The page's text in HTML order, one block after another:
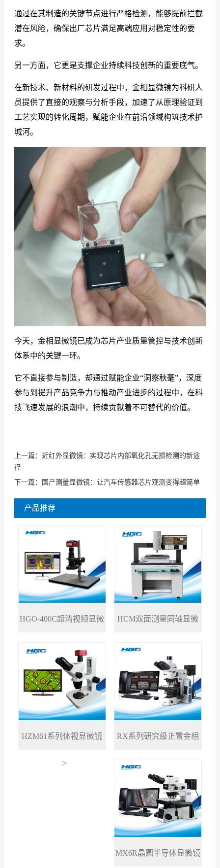
通过在其制造的关键节点进行严格检测，能够提前拦截
潜在风险，确保出厂芯片满足高端应用对稳定性的要
求。
另一方面，它更是支撑企业持续科技创新的重要底气。
在新技术、新材料的研发过程中，金相显微镜为科研人
员提供了直接的观察与分析手段，加速了从原理验证到
工艺实现的转化周期，赋能企业在前沿领域构筑技术护
城河。
今天，金相显微镜已成为芯片产业质量管控与技术创新
体系中的关键一环。
它不直接参与制造，却通过赋能企业“洞察秋毫”，深度
参与到提升产品竞争力与推动产业进步的过程中，在科
技飞速发展的浪潮中，持续贡献着不可替代的价值。
上一篇： 近红外显微镜：实现芯片内部氧化孔无损检测的新途
径
下一篇：
国产测量显微镜：让汽车传感器芯片观测变得超简单
产品推荐
HGO-400C超清视频显微 HCM双面测量同轴显微
HZM61系列体视显微镜
>
RX系列研究级正置金相
显微镜
MX6R晶圆半导体显微镜